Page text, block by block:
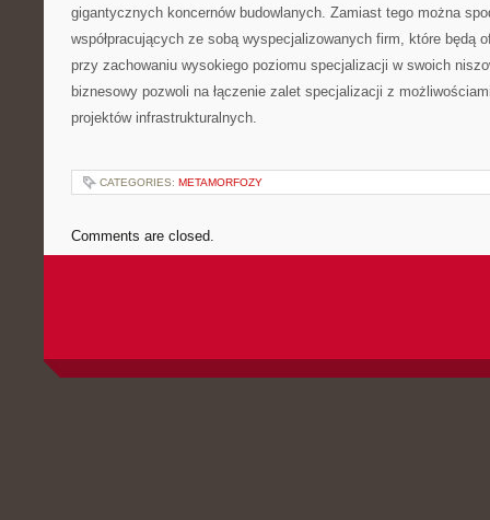
gigantycznych koncernów budowlanych. Zamiast tego można
współpracujących ze sobą wyspecjalizowanych firm, które będą
przy zachowaniu wysokiego poziomu specjalizacji w swoich
biznesowy pozwoli na łączenie zalet specjalizacji z
projektów infrastrukturalnych.
CATEGORIES: METAMORFOZY
Comments are closed.